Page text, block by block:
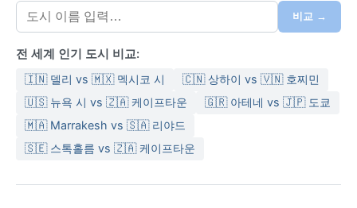
이 잦아 마스크도 유용하다.
날씨가 가장 쾌적한 시기는 봄(3~5월)과 가을(9~11월)이
다. 이맘때는 기온이 선선하고 하늘이 맑아 성소 주변 산
책이나 도시 탐방에 적합하다. 여름철에는 열기와 먼지
폭풍이 자주 발생하고, 겨울에는 한파와 함께 짧은 눈보
없지만, 북서쪽에서 불어오는 건조한 바람이 때때로 시야
를 흐리게 한다. 따라서 야외 활동을 계획한다면 봄이나
비교 →
전 세계 인기 도시 비교:
🇮🇳 델리 vs 🇲🇽 멕시코 시
🇨🇳 상하이 vs 🇻🇳 호찌민
🇺🇸 뉴욕 시 vs 🇿🇦 케이프타운
🇬🇷 아테네 vs 🇯🇵 도쿄
🇲🇦 Marrakesh vs 🇸🇦 리야드
🇸🇪 스톡홀름 vs 🇿🇦 케이프타운